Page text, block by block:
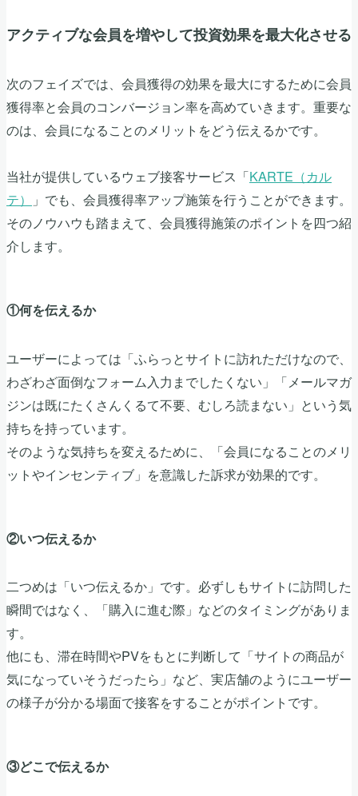
アクティブな会員を増やして投資効果を最大化させる
次のフェイズでは、会員獲得の効果を最大にするために会員
獲得率と会員のコンバージョン率を高めていきます。重要な
のは、会員になることのメリットをどう伝えるかです。
当社が提供しているウェブ接客サービス「KARTE（カル
テ）
」でも、会員獲得率アップ施策を行うことができます。
そのノウハウも踏まえて、会員獲得施策のポイントを四つ紹
介します。
①何を伝えるか
ユーザーによっては「ふらっとサイトに訪れただけなので、
わざわざ面倒なフォーム入力までしたくない」「メールマガ
ジンは既にたくさんくるて不要、むしろ読まない」という気
持ちを持っています。
そのような気持ちを変えるために、「会員になることのメリ
ットやインセンティブ」を意識した訴求が効果的です。
②いつ伝えるか
二つめは「いつ伝えるか」です。必ずしもサイトに訪問した
瞬間ではなく、「購入に進む際」などのタイミングがありま
す。
他にも、滞在時間やPVをもとに判断して「サイトの商品が
気になっていそうだったら」など、実店舗のようにユーザー
の様子が分かる場面で接客をすることがポイントです。
③どこで伝えるか